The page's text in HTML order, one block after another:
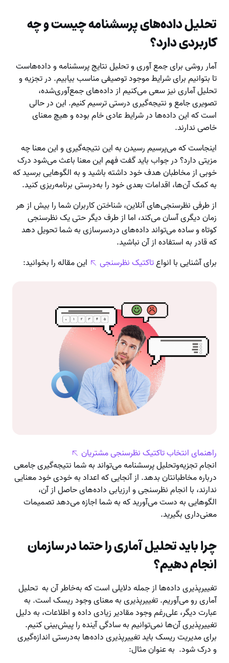
تحلیل داده‌های پرسشنامه چیست و چه
کاربردی دارد؟
آمار روشی برای جمع آوری و تحلیل نتایج پرسشنامه و داده‌هاست
تا بتوانیم برای شرایط موجود توصیفی مناسب بیابیم. در تجزیه‌ و
تحلیل آماری نیز سعی می‌کنیم از داده‌های جمع‌آوری‌شده،
تصویری جامع و نتیجه‌گیری درستی ترسیم کنیم. این در حالی
است که این داده‌ها در شرایط عادی خام بوده و هیچ معنای
خاصی ندارند.
اینجاست که می‌پرسیم رسیدن به این نتیجه‌گیری و این معنا چه
مزیتی دارد؟ در جواب باید گفت فهم این معنا باعث می‌شود درک
خوبی از مخاطبان هدف خود داشته باشید و به الگوهایی برسید که
به کمک آن‌ها، اقدامات بعدی خود را به‌درستی برنامه‌ریزی کنید.
از طرفی نظرسنجی‌های آنلاین، شناختن کاربران شما را بیش از هر
زمان دیگری آسان می‌کند، اما از طرف دیگر حتی یک نظرسنجی
کوتاه و ساده می‌تواند داده‌های دردسرسازی به شما تحویل دهد
که قادر به استفاده از آن نباشید.
برای آشنایی با انواعتاکتیک نظرسنجی این مقاله را بخوانید:
راهنمای انتخاب تاکتیک نظرسنجی مشتریان
انجام تجزیه‌وتحلیل پرسشنامه می‌تواند به شما نتیجه‌گیری جامعی
درباره مخاطبانتان بدهد. از آنجایی که اعداد به خودی خود معنایی
ندارند، با انجام نظرسنجی و ارزیابی داده‌های حاصل از آن،
الگوهایی به دست می‌آورید که به شما اجازه می‌دهد تصمیمات
معنی‌داری بگیرید.
چرا باید تحلیل آماری را حتما در سازمان
انجام دهیم؟
تغییرپذیری داده‌ها از جمله دلایلی است که به‌خاطر آن به تحلیل
آماری رو می‌آوریم. تغییرپذیری به معنای وجود ریسک است. به
عبارت دیگر، علی‌رغم وجود مقادیر زیادی داده و اطلاعات، به دلیل
تغییرپذیری آن‌ها نمی‌توانیم به سادگی آینده را پیش‌بینی کنیم.
برای مدیریت ریسک باید تغییرپذیری داده‌ها به‌درستی اندازه‌گیری
و درک شود. به عنوان مثال: